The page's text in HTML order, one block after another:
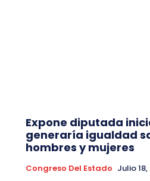
Expone diputada
generaría igualdad
hombres y mujeres
Congreso Del Estado Julio 18,